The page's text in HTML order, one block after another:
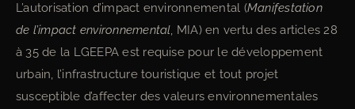
L’autorisation d’impact environnemental (Manifestation
de l’impact environnemental, MIA) en vertu des articles 28
à 35 de la LGEEPA est requise pour le développement
urbain, l’infrastructure touristique et tout projet
susceptible d’affecter des valeurs environnementales